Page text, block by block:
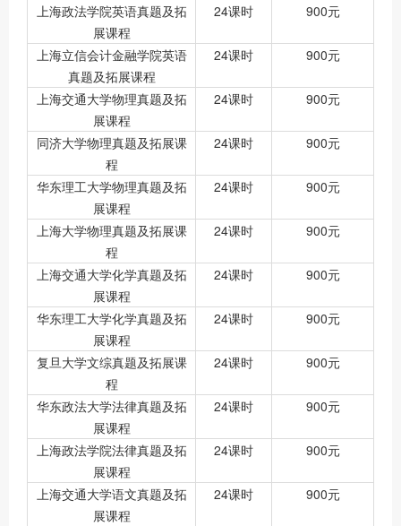
上海政法学院英语真题及拓
展课程
24课时 900元
上海立信会计金融学院英语
真题及拓展课程
24课时 900元
上海交通大学物理真题及拓
展课程
24课时 900元
同济大学物理真题及拓展课
程
24课时 900元
华东理工大学物理真题及拓
展课程
24课时 900元
上海大学物理真题及拓展课
程
24课时 900元
上海交通大学化学真题及拓
展课程
24课时 900元
华东理工大学化学真题及拓
展课程
24课时 900元
复旦大学文综真题及拓展课
程
24课时 900元
华东政法大学法律真题及拓
展课程
24课时 900元
上海政法学院法律真题及拓
展课程
24课时 900元
上海交通大学语文真题及拓
展课程
24课时 900元